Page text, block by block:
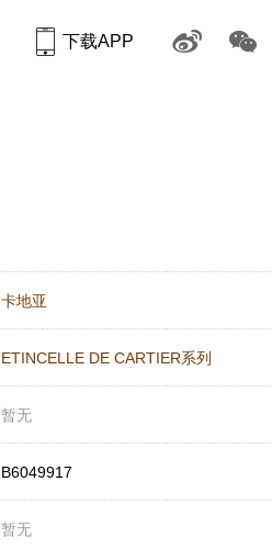
下载APP
卡地亚
ETINCELLE DE CARTIER系列
暂无
B6049917
暂无